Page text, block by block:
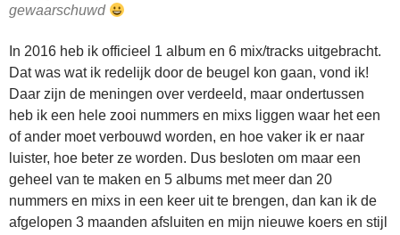
gewaarschuwd
In 2016 heb ik officieel 1 album en 6 mix/tracks uitgebracht.
Dat was wat ik redelijk door de beugel kon gaan, vond ik!
Daar zijn de meningen over verdeeld, maar ondertussen
heb ik een hele zooi nummers en mixs liggen waar het een
of ander moet verbouwd worden, en hoe vaker ik er naar
luister, hoe beter ze worden. Dus besloten om maar een
geheel van te maken en 5 albums met meer dan 20
nummers en mixs in een keer uit te brengen, dan kan ik de
afgelopen 3 maanden afsluiten en mijn nieuwe koers en stijl